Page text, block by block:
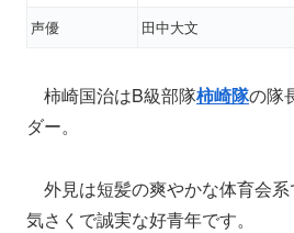
声優
田中大文
柿崎国治はB級部隊柿崎隊の隊
ダー。
外見は短髪の爽やかな体育会
気さくで誠実な好青年です。